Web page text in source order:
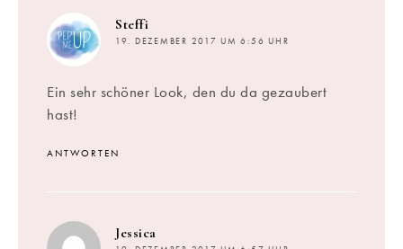
Steffi
19. DEZEMBER 2017 UM 6:56 UHR
Ein sehr schöner Look, den du da gezaubert
hast!
ANTWORTEN
Jessica